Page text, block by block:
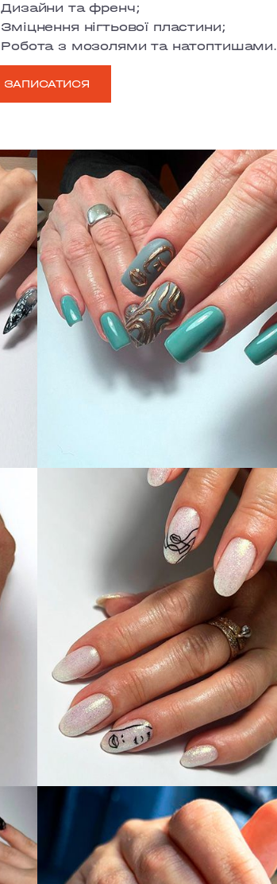
Дизайни та френч;
Зміцнення нігтьової пластини;
Робота з мозолями та натоптишами.
ЗАПИСАТИСЯ